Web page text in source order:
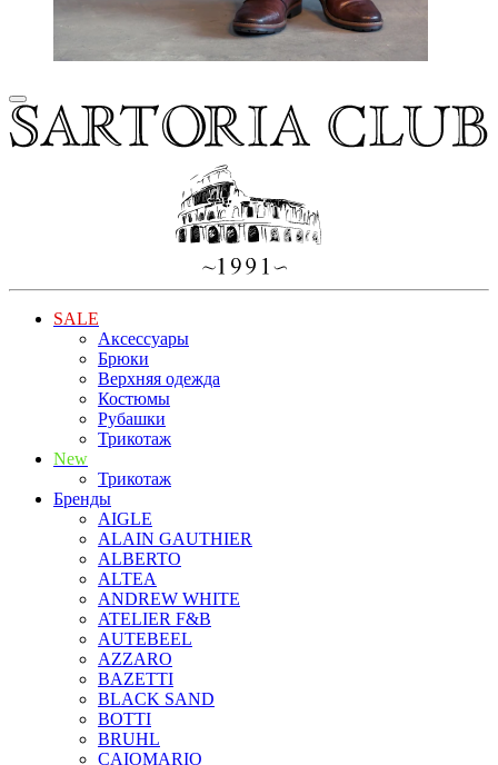
SALE
Аксессуары
Брюки
Верхняя одежда
Костюмы
Рубашки
Трикотаж
New
Трикотаж
Бренды
AIGLE
ALAIN GAUTHIER
ALBERTO
ALTEA
ANDREW WHITE
ATELIER F&B
AUTEBEEL
AZZARO
BAZETTI
BLACK SAND
BOTTI
BRUHL
CAIOMARIO